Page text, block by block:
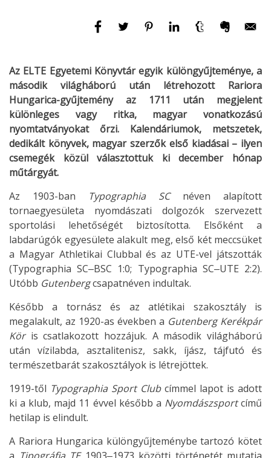
Az ELTE Egyetemi Könyvtár egyik különgyűjteménye, a
második világháború után létrehozott Rariora
Hungarica-gyűjtemény az 1711 után megjelent
különleges vagy ritka, magyar vonatkozású
nyomtatványokat őrzi. Kalendáriumok, metszetek,
dedikált könyvek, magyar szerzők első kiadásai – ilyen
csemegék közül választottuk ki december hónap
műtárgyát.
Az 1903-ban Typographia SCnéven alapított
tornaegyesületa nyomdászati dolgozók szervezett
sportolási lehetőségét biztosította. Elsőként a
labdarúgók egyesülete alakult meg, első két meccsüket
a Magyar Athletikai Clubbal és az UTE-vel játszották
(Typographia SC‒BSC 1:0; Typographia SC‒UTE 2:2).
Utóbb Gutenbergcsapatnéven indultak.
Később a tornász és az atlétikai szakosztály is
megalakult, az 1920-as években a Gutenberg Kerékpár
Kör is csatlakozott hozzájuk. A második világháború
után vízilabda, asztalitenisz, sakk, íjász, tájfutó és
természetbarát szakosztályok is létrejöttek.
1919-től Typographia Sport Clubcímmel lapot is adott
ki a klub, majd 11 évvel később a Nyomdászsportcímű
hetilap is elindult.
A Rariora Hungarica különgyűjteménybe tartozó kötet